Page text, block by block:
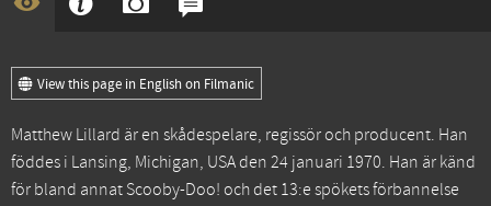
View this page in English on Filmanic
Matthew Lillard är en skådespelare, regissör och producent. Han
föddes i Lansing, Michigan, USA den 24 januari 1970. Han är känd
för bland annat Scooby-Doo! och det 13:e spökets förbannelse